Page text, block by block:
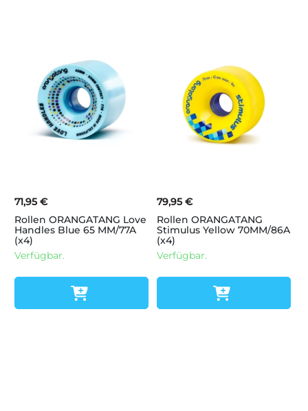
71,95 €
Rollen ORANGATANG Love
Handles Blue 65 MM/77A
(x4)
Verfügbar.
79,95 €
Rollen ORANGATANG
Stimulus Yellow 70MM/86A
(x4)
Verfügbar.